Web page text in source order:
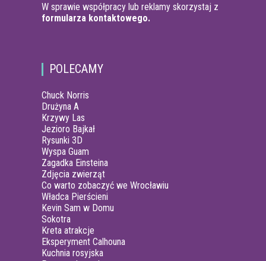
W sprawie współpracy lub reklamy skorzystaj z
formularza kontaktowego.
POLECAMY
Chuck Norris
Drużyna A
Krzywy Las
Jezioro Bajkał
Rysunki 3D
Wyspa Guam
Zagadka Einsteina
Zdjęcia zwierząt
Co warto zobaczyć we Wrocławiu
Władca Pierścieni
Kevin Sam w Domu
Sokotra
Kreta atrakcje
Eksperyment Calhouna
Kuchnia rosyjska